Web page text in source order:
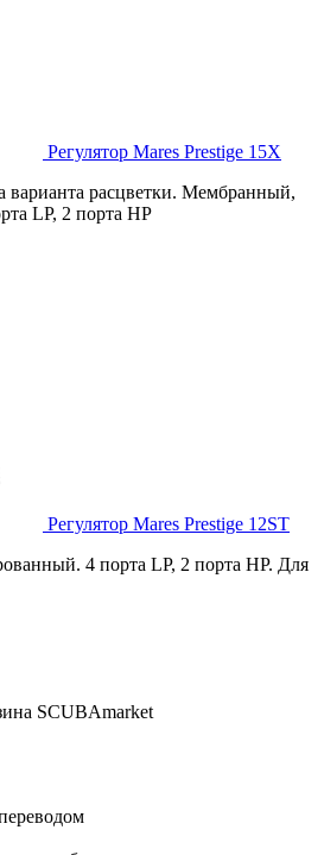
Регулятор Mares Prestige 15X
варианта расцветки. Мембранный,
LP, 2 порта HP
Регулятор Mares Prestige 12ST
4 порта LP, 2 порта HP. Для
SCUBAmarket